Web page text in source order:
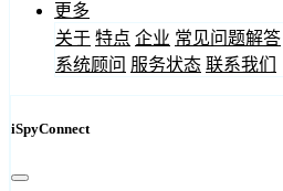
更多
关于 特点 企业 常见问题解答
系统顾问 服务状态 联系我们
iSpyConnect